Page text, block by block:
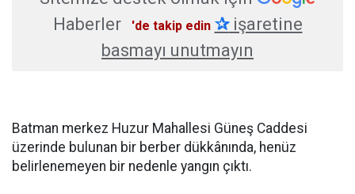
Haberler
'de takip edin ✰işaretine
basmayı unutmayın
Batman merkez Huzur Mahallesi Güneş Caddesi
üzerinde bulunan bir berber dükkânında, henüz
belirlenemeyen bir nedenle yangın çıktı.